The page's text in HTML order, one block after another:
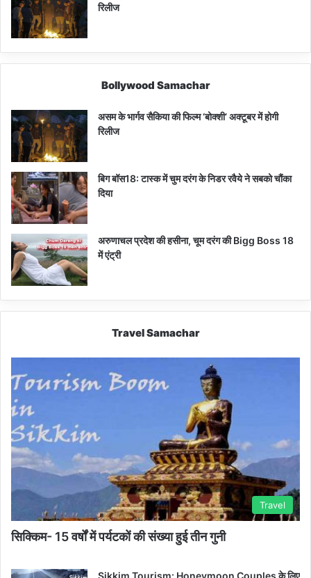
रिलीज
Bollywood Samachar
असम के भार्गव सैकिया की फिल्म ‘बोक्शी’ अक्टूबर में होगी
रिलीज
बिग बॉस18: टास्क में चुम दरंग के निडर रवैये ने सबको चौंका
दिया
अरुणाचल प्रदेश की हसीना, चूम दरंग की Bigg Boss 18
में एंट्री
Travel Samachar
Travel
सिक्किम- 15 वर्षों में पर्यटकों की संख्या हुई तीन गुनी
Sikkim Tourism: Honeymoon Couples के लिए